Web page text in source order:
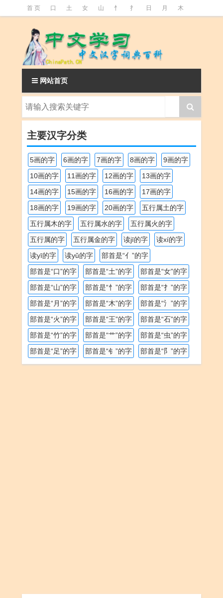
首 页 口 土 女 山 忄 扌 日 月 木
釒 阝 魚
网站首页
主要汉字分类
5画的字 6画的字 7画的字 8画的字
9画的字
10画的字
11画的字 12画的字
13画的字
14画的字
15画的字 16画的字
17画的字
18画的字
19画的字 20画的字
五行属土的字
五行属木的字
五行属水的字
五行属火的字
五行属的字
五行属金的字 读jī的字
读xí的字
读yī的字
读yǔ的字
部首是“亻”的字
部首是“口”的字
部首是“土”的字
部首是“女”的字
部首是“山”的字
部首是“忄”的字
部首是“扌”的字
部首是“月”的字
部首是“木”的字
部首是“氵”的字
部首是“火”的字
部首是“王”的字
部首是“石”的字
部首是“竹”的字
部首是“艹”的字
部首是“虫”的字
部首是“足”的字
部首是“钅”的字 部首是“阝”的字